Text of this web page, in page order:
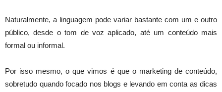
Naturalmente, a linguagem pode variar bastante com um e outro
público, desde o tom de voz aplicado, até um conteúdo mais
formal ou informal.
Por isso mesmo, o que vimos é que o marketing de conteúdo,
sobretudo quando focado nos blogs e levando em conta as dicas